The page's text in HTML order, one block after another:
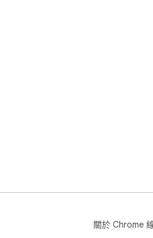
關於 Chrome